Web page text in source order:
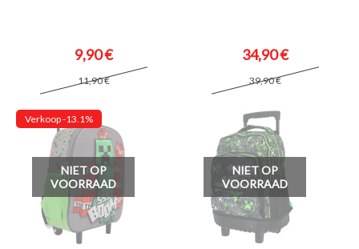
9,90 €
11,90 €
34,90 €
39,90 €
Verkoop-13.1%
NIET OP
VOORRAAD
NIET OP
VOORRAAD